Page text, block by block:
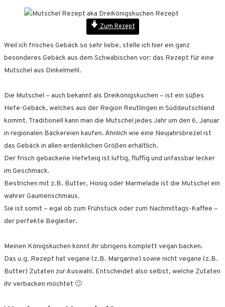
Zum Rezept
Weil ich frisches Gebäck so sehr liebe, stelle ich hier ein ganz
besonderes Gebäck aus dem Schwäbischen vor: das Rezept für eine
Mutschel aus Dinkelmehl.
Die Mutschel – auch bekannt als Dreikönigskuchen – ist ein süßes
Hefe-Gebäck, welches aus der Region Reutlingen in Süddeutschland
kommt. Traditionell kann man die Mutschel jedes Jahr um den 6. Januar
in regionalen Bäckereien kaufen. Ähnlich wie eine Neujahrsbrezel ist
das Gebäck in allen erdenklichen Größen erhältlich.
Der frisch gebackene Hefeteig ist luftig, fluffig und unfassbar lecker
im Geschmack.
Bestrichen mit z.B. Butter, Honig oder Marmelade ist die Mutschel ein
wahrer Gaumenschmaus.
Sie ist somit – egal ob zum Frühstück oder zum Nachmittags-Kaffee –
der perfekte Begleiter.
Meinen Königskuchen könnt ihr übrigens komplett vegan backen.
Das u.g. Rezept hat vegane (z.B. Margarine) sowie nicht vegane (z.B.
Butter) Zutaten zur Auswahl. Entscheidet also selbst, welche Zutaten
ihr verbacken möchtet 🙂